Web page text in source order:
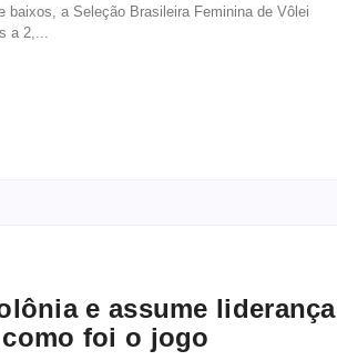
baixos, a Seleção Brasileira Feminina de Vôlei
a 2,...
e assume liderança
foi o jogo